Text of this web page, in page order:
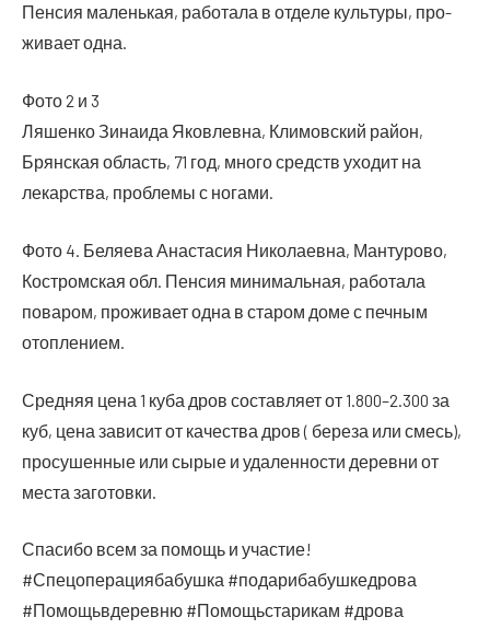
Пен­сия малень­кая, рабо­та­ла в отде­ле куль­ту­ры, про­
жи­ва­ет одна.
Фото 2 и 3
Ляшен­ко Зина­и­да Яко­влев­на, Кли­мов­ский рай­он,
Брян­ская область, 71 год, мно­го средств ухо­дит на
лекар­ства, про­бле­мы с ногами.
Фото 4. Беля­е­ва Ана­ста­сия Нико­ла­ев­на, Ман­ту­ро­во,
Костром­ская обл. Пен­сия мини­маль­ная, рабо­та­ла
пова­ром, про­жи­ва­ет одна в ста­ром доме с печ­ным
отоплением.
Сред­няя цена 1 куба дров состав­ля­ет от 1.800–2.300 за
куб, цена зави­сит от каче­ства дров ( бере­за или смесь),
про­су­шен­ные или сырые и уда­лен­но­сти дерев­ни от
места заготовки.
Спа­си­бо всем за помощь и участие!
#Спе­цо­пе­ра­ци­я­ба­буш­ка #пода­ри­ба­буш­кед­ро­ва
#Помо­щь­в­де­рев­ню #Помо­щь­ста­ри­кам #дро­ва